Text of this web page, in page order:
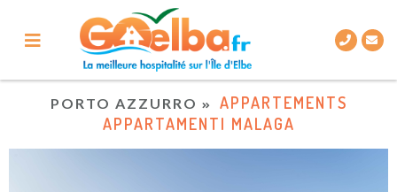
PORTO AZZURRO
APPARTEMENTS
APPARTAMENTI MALAGA